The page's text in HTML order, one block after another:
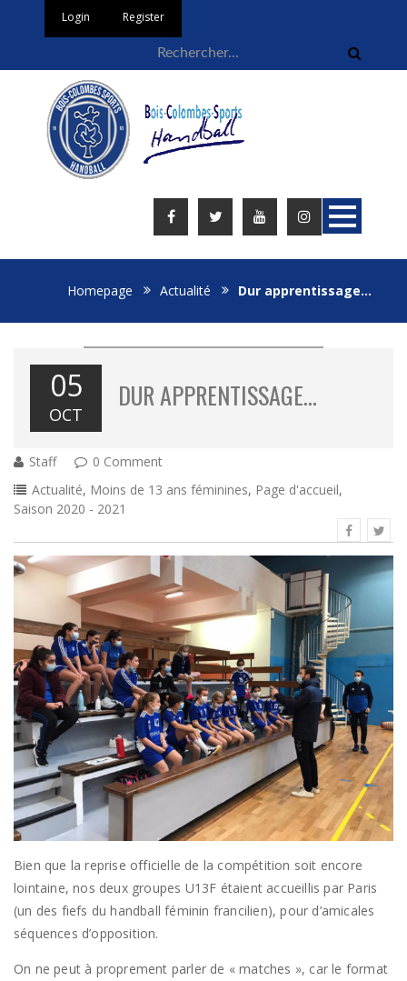
Login Register
Homepage Actualité Dur apprentissage…
05
OCT
DUR APPRENTISSAGE…
Staff
0 Comment
Actualité, Moins de 13 ans féminines, Page d'accueil,
Saison 2020 - 2021
Bien que la reprise officielle de la compétition soit encore
lointaine, nos deux groupes U13F étaient accueillis par Paris
(un des fiefs du handball féminin francilien), pour d’amicales
séquences d’opposition.
On ne peut à proprement parler de « matches », car le format